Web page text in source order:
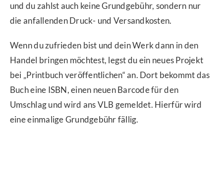
Blog
und du zahlst auch keine Grundgebühr, sondern nur
die anfallenden Druck- und Versandkosten.
Wenn du zufrieden bist und dein Werk dann in den
Handel bringen möchtest, legst du ein neues Projekt
bei „Printbuch veröffentlichen“ an. Dort bekommt das
Buch eine ISBN, einen neuen Barcode für den
Umschlag und wird ans VLB gemeldet. Hierfür wird
eine einmalige Grundgebühr fällig.